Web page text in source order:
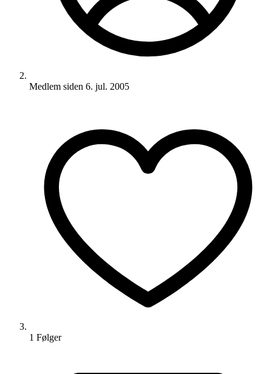
Medlem siden 6. jul. 2005
1 Følger